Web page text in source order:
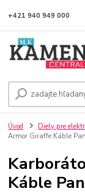
+421 940 949 000
Úvod Diely pre
Armor Giraffe Káble
Káble